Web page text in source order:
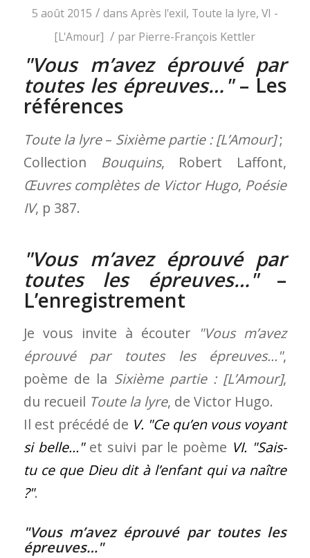
5 août 2015 / dans Après l'exil, Toute la lyre, VI -
[L'Amour] / par Pierre-François Kettler
Vous m’avez éprouvé par
toutes les épreuves… – Les
références
Toute la lyre– Sixième partie : [L’Amour];
Collection Bouquins, Robert Laffont,
Œuvres complètes de Victor Hugo, Poésie
IV, p 387.
Vous m’avez éprouvé par
toutes les épreuves… –
L’enregistrement
Je vous invite à écouter
Vous m’avez
éprouvé par toutes les épreuves… ,
poème de la Sixième partie : [L’Amour],
du recueil Toute la lyre, de Victor Hugo.
Il est précédé de V. Ce qu’en vous voyant
si belle… et suivi par le poème VI.
Sais-
tu ce que Dieu dit à l’enfant qui va naître
? .
Vous m’avez éprouvé par toutes les
épreuves…